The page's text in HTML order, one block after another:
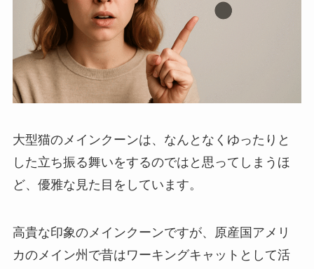
大型猫のメインクーンは、なんとなくゆったりと
した立ち振る舞いをするのではと思ってしまうほ
ど、優雅な見た目をしています。
高貴な印象のメインクーンですが、原産国アメリ
カのメイン州で昔はワーキングキャットとして活